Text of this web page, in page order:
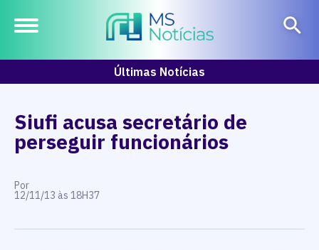
Últimas Notícias
Siufi acusa secretário de
perseguir funcionários
Por
12/11/13 às 18H37